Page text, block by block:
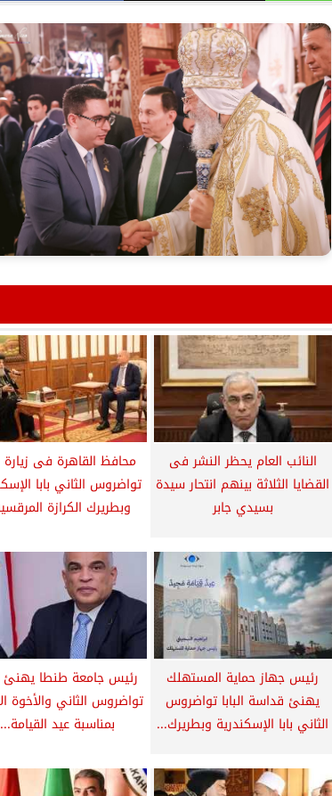
النائب العام يحظر النشر فى
القضايا الثلاثة بينهم انتحار سيدة
بسيدي جابر
محافظ القاهرة فى زيارة
تواضروس الثاني بابا
وبطريرك الكرازة
رئيس جهاز حماية المستهلك
يهنئ قداسة البابا تواضروس
الثاني بابا الإسكندرية وبطريرك...
رئيس جامعة طنطا يهنئ
تواضروس الثاني والأخوة
بمناسبة عيد القيامة...